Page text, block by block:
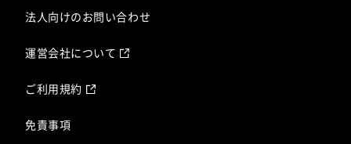
法人向けのお問い合わせ
運営会社について
ご利用規約
免責事項